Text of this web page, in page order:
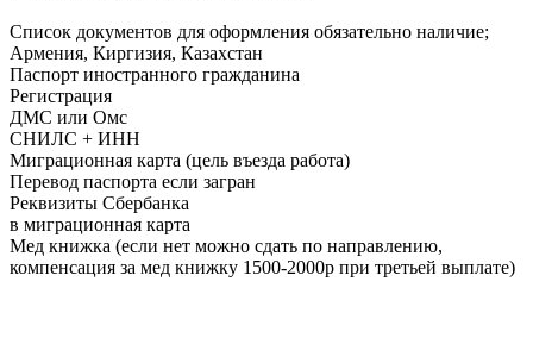
Список документов для оформления обязательно наличие;
Армения, Киргизия, Казахстан
Паспорт иностранного гражданина
Регистрация
ДМС или Омс
СНИЛС + ИНН
Миграционная карта (цель въезда работа)
Перевод паспорта если загран
Реквизиты Сбербанка
в миграционная карта
Мед книжка (если нет можно сдать по направлению,
компенсация за мед книжку 1500-2000р при третьей выплате)